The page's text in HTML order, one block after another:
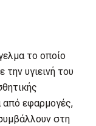
το οποίο
την υγιεινή του
από εφαρμογές,
στη